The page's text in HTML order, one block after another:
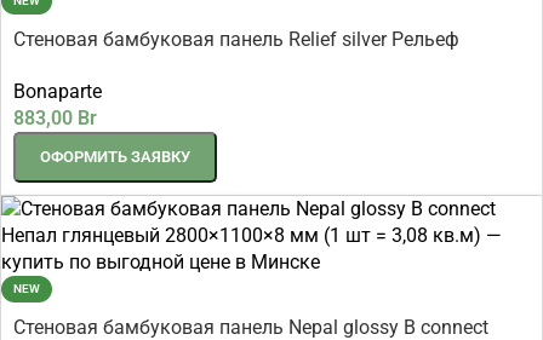
Стеновая бамбуковая панель Relief silver Рельеф
Bonaparte
883,00 Br
ОФОРМИТЬ ЗАЯВКУ
NEW
Стеновая бамбуковая панель Nepal glossy B connect